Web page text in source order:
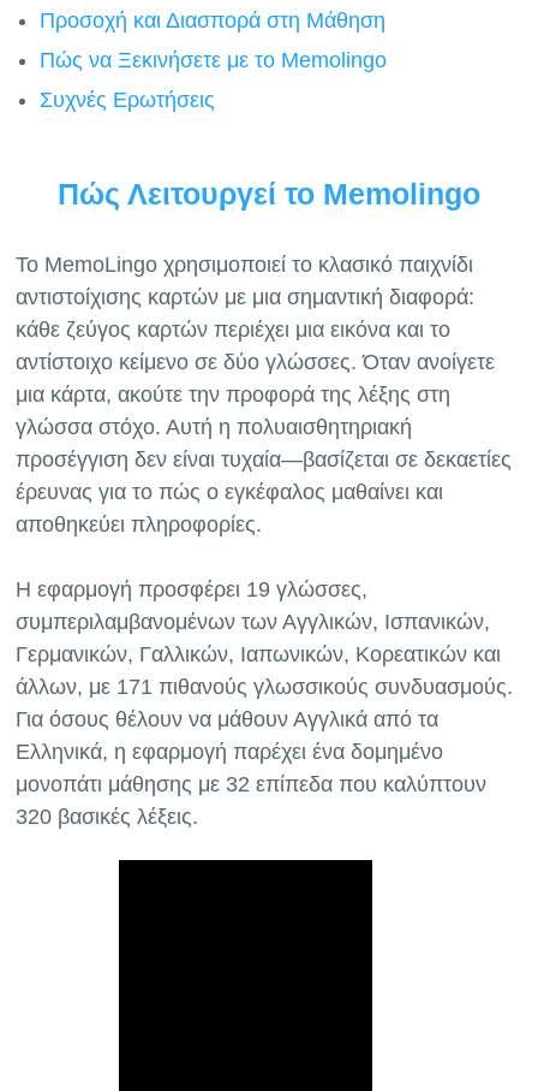
Προσοχή και Διασπορά στη Μάθηση
Πώς να Ξεκινήσετε με το Memolingo
Συχνές Ερωτήσεις
Πώς Λειτουργεί το Memolingo
Το MemoLingo χρησιμοποιεί το κλασικό παιχνίδι
αντιστοίχισης καρτών με μια σημαντική διαφορά:
κάθε ζεύγος καρτών περιέχει μια εικόνα και το
αντίστοιχο κείμενο σε δύο γλώσσες. Όταν ανοίγετε
μια κάρτα, ακούτε την προφορά της λέξης στη
γλώσσα στόχο. Αυτή η πολυαισθητηριακή
προσέγγιση δεν είναι τυχαία—βασίζεται σε δεκαετίες
έρευνας για το πώς ο εγκέφαλος μαθαίνει και
αποθηκεύει πληροφορίες.
Η εφαρμογή προσφέρει 19 γλώσσες,
συμπεριλαμβανομένων των Αγγλικών, Ισπανικών,
Γερμανικών, Γαλλικών, Ιαπωνικών, Κορεατικών και
άλλων, με 171 πιθανούς γλωσσικούς συνδυασμούς.
Για όσους θέλουν να μάθουν Αγγλικά από τα
Ελληνικά, η εφαρμογή παρέχει ένα δομημένο
μονοπάτι μάθησης με 32 επίπεδα που καλύπτουν